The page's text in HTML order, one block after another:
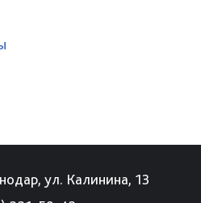
ул. Калинина, 13